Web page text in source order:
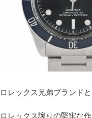
ロレックス兄弟ブランド
ロレックス譲りの堅牢な